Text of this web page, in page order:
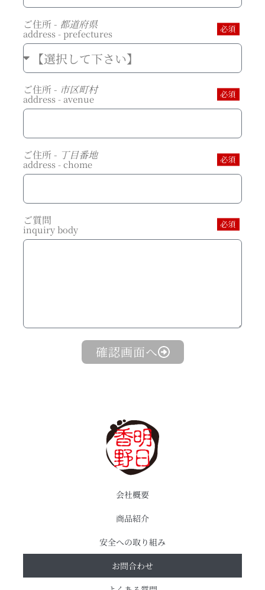
必須
ご住所 - 都道府県
address - prefectures
必須
ご住所 - 市区町村
address - avenue
必須
ご住所 - 丁目番地
address - chome
必須
ご質問
inquiry body
確認画面へ
会社概要
商品紹介
安全への取り組み
お問合わせ